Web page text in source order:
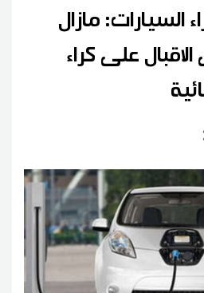
السيارات: مازال
على كراء